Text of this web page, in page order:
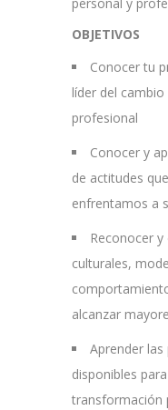
OBJETIVOS
Conocer tu
líder del
profesional
Conocer y
de actitudes
enfrentamos a
Reconocer
culturales,
alcanzar
Aprender
disponibles
transformación